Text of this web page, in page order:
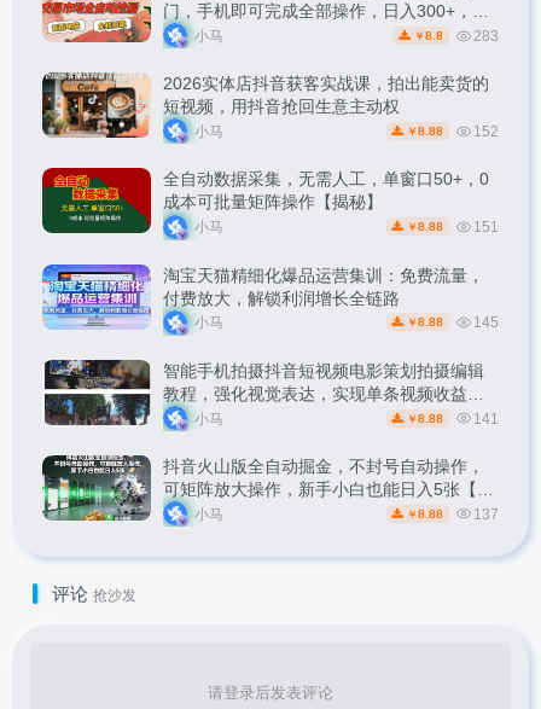
门，手机即可完成全部操作，日入300+，轻
松副业【揭秘】
小马 ￥ 8.8 283
2026实体店抖音获客实战课，拍出能卖货的
短视频，用抖音抢回生意主动权
小马 ￥ 8.88 152
全自动数据采集，无需人工，单窗口50+，0
成本可批量矩阵操作【揭秘】
小马 ￥ 8.88 151
淘宝天猫精细化爆品运营集训：免费流量，
付费放大，解锁利润增长全链路
小马 ￥ 8.88 145
智能手机拍摄抖音短视频电影策划拍摄编辑
教程，强化视觉表达，实现单条视频收益破
1k
小马 ￥ 8.88 141
抖音火山版全自动掘金，不封号自动操作，
可矩阵放大操作，新手小白也能日入5张【揭
秘】小马 ￥ 8.88 137
评论 抢沙发
请登录后发表评论